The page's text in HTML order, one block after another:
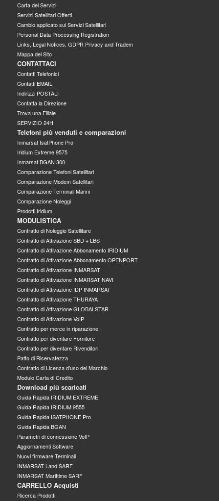
Carta dei Servizi
Servizi Satellitari Offerti
Cambio applicato sui Servizi Satellitari
Personal Data Processing Registration
Links, Legal Notices, GDPR Privacy and Tradem
Mappa del Sito
CONTATTACI
Contatti Telefonici
Contatti EMAIL
Indirizzi POSTALI
Contatta la Direzione
Trova una Filiale
SERVIZIO 24H
Telefoni più venduti e comparazioni
Inmarsat IsatPhone Pro
Iridium Extreme 9575
Inmarsat BGAN 300
Comparazione Telefoni Satellitari
Comparazione Modem Satellitari
Comparazione Terminali Marini
Comparazione Noleggi
Prodotti Iridium
MODULISTICA
Contratto di Noleggio Satellitare
Contratto di Attivazione SBD + LBS
Contratto di Attivazione Abbonamento IRIDIUM
Contratto di Attivazione Abbonamento OPENPORT
Contratto di Attivazione INMARSAT
Contratto di Attivazione INMARSAT NAVI
Contratto di Attivazione IDP INMARSAT
Contratto di Attivazione THURAYA
Contratto di Attivazione GLOBALSTAR
Contratto di Attivazione VoIP
Contratto per merce in riparazione
Contratto per diventare Fornitore
Contratto per diventare Rivenditori
Patto di Riservatezza
Contratto di Licenza d'uso del Marchio
Modulo Carta di Credito
Download più scaricati
Guida Rapida IRIDIUM EXTREME
Guida Rapida IRIDIUM 9555
Guida Rapida ISATPHONE Pro
Guida Rapida BGAN
Parametri di connessione VoIP
Aggiornamenti Software
Nuovi firmware Terminali
INMARSAT Land SARF
INMARSAT Marittime SARF
CARRELLO Acquisti
Ricerca Prodotti